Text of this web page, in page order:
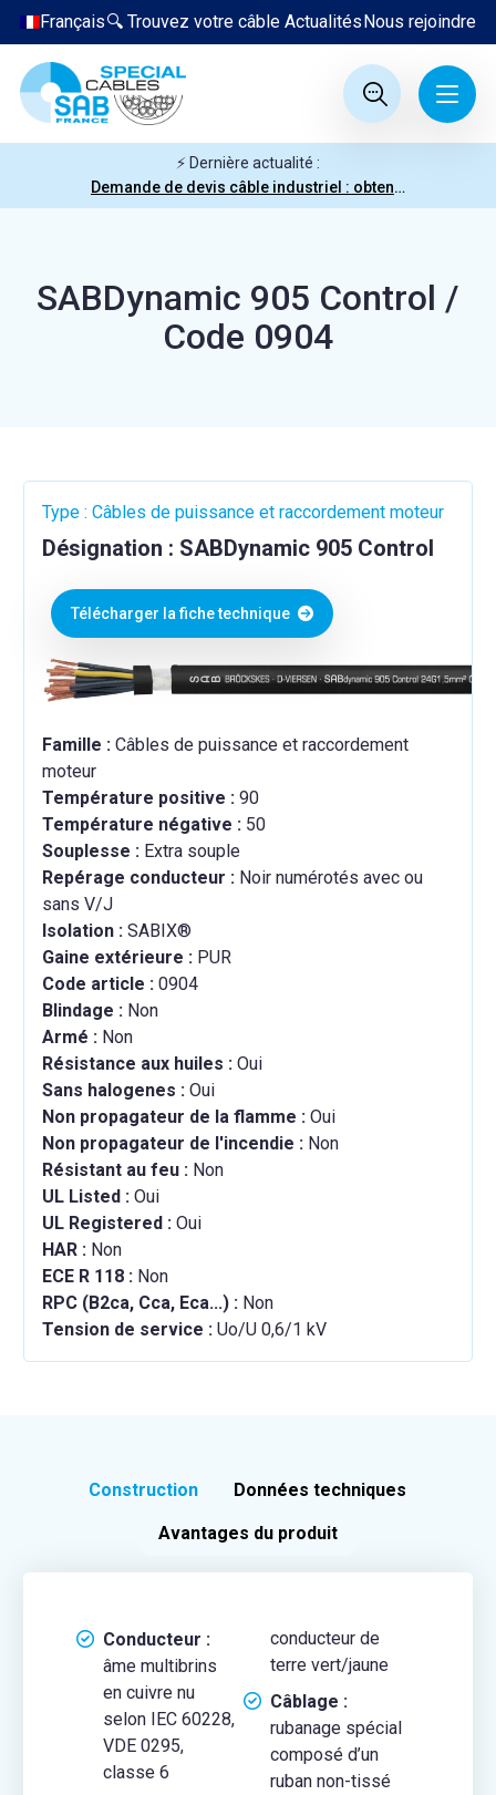
Nous rejoindre
Actualités
🔍 Trouvez votre câble
Français
⚡ Dernière actualité :
Demande de devis câble industriel : obtenez votre prix en quelques clics
SABDynamic 905 Control /
Code 0904
Type : Câbles de puissance et raccordement moteur
Désignation : SABDynamic 905 Control
Télécharger la fiche technique
Famille : Câbles de puissance et raccordement
moteur
Température positive : 90
Température négative : 50
Souplesse : Extra souple
Repérage conducteur : Noir numérotés avec ou
sans V/J
Isolation : SABIX®
Gaine extérieure : PUR
Code article : 0904
Blindage : Non
Armé : Non
Résistance aux huiles : Oui
Sans halogenes : Oui
Non propagateur de la flamme : Oui
Non propagateur de l'incendie : Non
Résistant au feu : Non
UL Listed : Oui
UL Registered : Oui
HAR : Non
ECE R 118 : Non
RPC (B2ca, Cca, Eca...) : Non
Tension de service : Uo/U 0,6/1 kV
Construction Données techniques
Avantages du produit
Conducteur :
âme multibrins
en cuivre nu
selon IEC 60228,
VDE 0295,
classe 6
conducteur de
terre vert/jaune
Câblage :
rubanage spécial
composé d’un
ruban non-tissé